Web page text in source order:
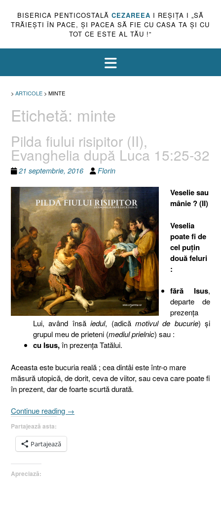
BISERICA PENTICOSTALĂ CEZAREEA I REŞIŢA I „SĂ
TRĂIEŞTI ÎN PACE, ŞI PACEA SĂ FIE CU CASA TA ŞI CU
TOT CE ESTE AL TĂU !”
> ARTICOLE > MINTE
Etichetă: minte
Pilda fiului risipitor (II),
Evanghelia după Luca 15:25-32
21 septembrie, 2016 Florin
Veselie sau
mânie ? (II)
Veselia
poate fi de
cel puţin
două feluri
:
fără Isus,
departe de
prezenţa
Lui, având însăiedul, (adicămotivul de bucurie) şi
grupul meu de prieteni (mediul prielnic) sau :
cu Isus,în prezenţa Tatălui.
Aceasta este bucuria reală ; cea dintâi este într-o mare
măsură utopică, de dorit, ceva de viitor, sau ceva care poate fi
în prezent, dar de foarte scurtă durată.
Continue reading „Pilda
Evanghelia
→
Partajează asta:
Partajează
Apreciază: